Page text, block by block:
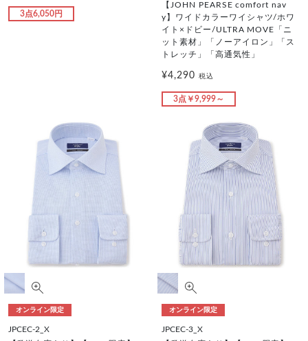
3点6,050円
【JOHN PEARSE comfort nav
y】ワイドカラーワイシャツ/ホワ
イト×ドビー/ULTRA MOVE「ニ
ット素材」「ノーアイロン」「ス
トレッチ」「高通気性」
¥4,290 税込
3点￥9,999～
オンライン限定
JPCEC-2_X
オンライン限定
JPCEC-3_X